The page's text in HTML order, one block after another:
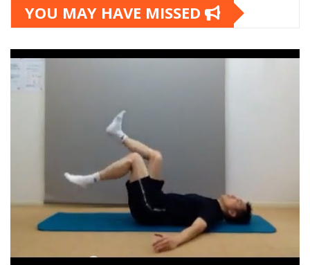
YOU MAY HAVE MISSED